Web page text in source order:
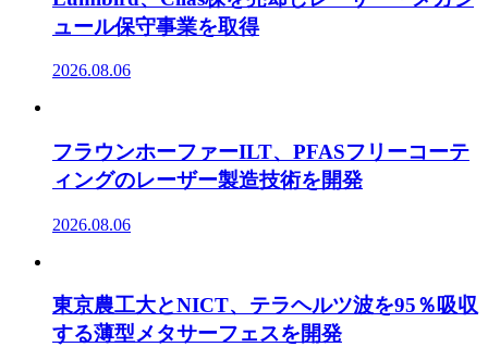
ュール保守事業を取得
2026.08.06
フラウンホーファーILT、PFASフリーコーテ
ィングのレーザー製造技術を開発
2026.08.06
東京農工大とNICT、テラヘルツ波を95％吸収
する薄型メタサーフェスを開発